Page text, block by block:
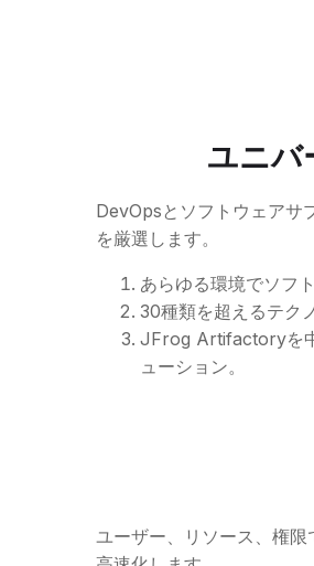
ユニバ
DevOpsとソフトウェアサ
を厳選します。
あらゆる環境でソフ
30種類を超えるテク
JFrog Artifactoryを
ューション。
ユーザー、リソース、権